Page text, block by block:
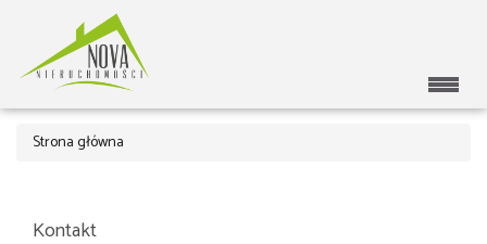
Strona główna
Kontakt